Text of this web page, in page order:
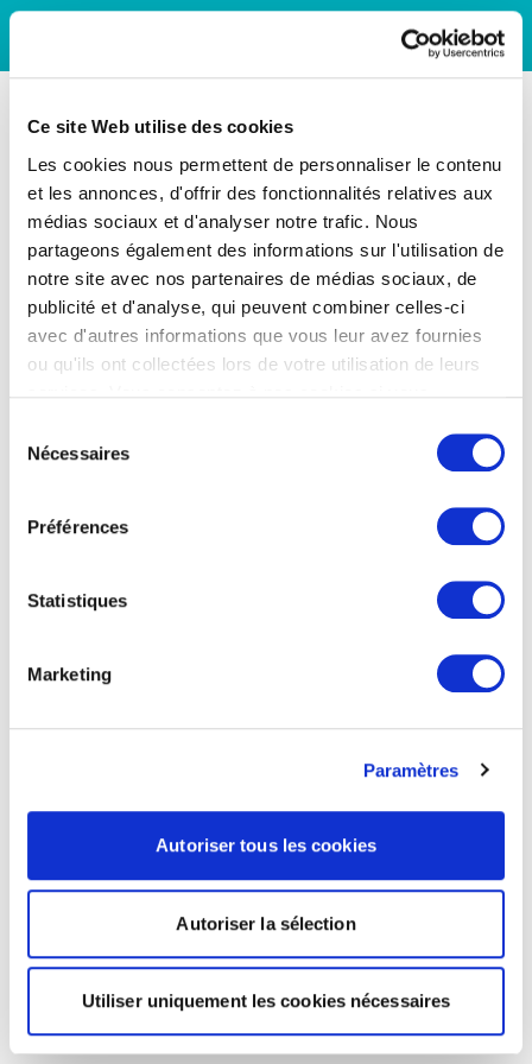
Ce site Web utilise des cookies
Les cookies nous permettent de personnaliser le contenu
et les annonces, d'offrir des fonctionnalités relatives aux
médias sociaux et d'analyser notre trafic. Nous
partageons également des informations sur l'utilisation de
notre site avec nos partenaires de médias sociaux, de
publicité et d'analyse, qui peuvent combiner celles-ci
avec d'autres informations que vous leur avez fournies
ou qu'ils ont collectées lors de votre utilisation de leurs
Nécessaires
Préférences
Statistiques
Marketing
Paramètres
Autoriser tous les cookies
Autoriser la sélection
Utiliser uniquement les cookies nécessaires